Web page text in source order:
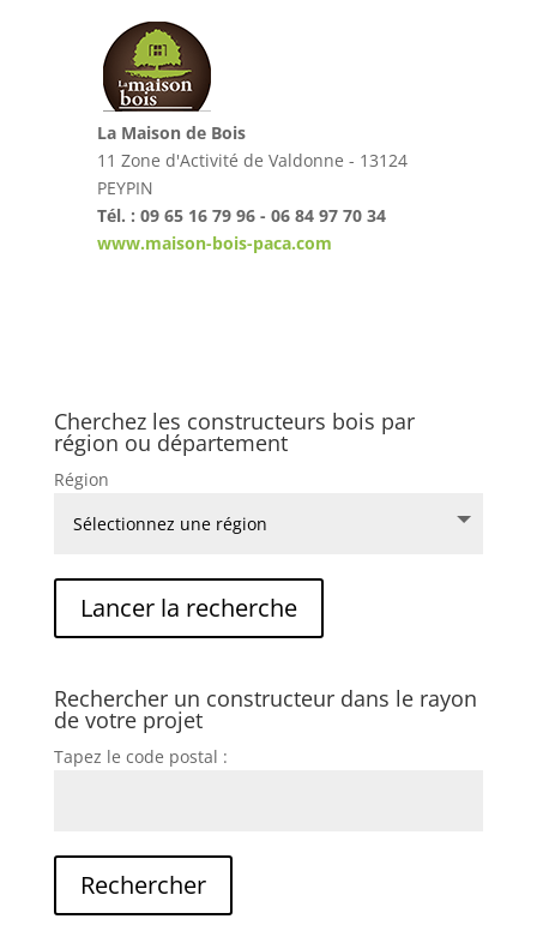
La Maison de Bois
11 Zone d'Activité de Valdonne - 13124
PEYPIN
Tél. : 09 65 16 79 96 - 06 84 97 70 34
www.maison-bois-paca.com
Cherchez les constructeurs bois par
région ou département
Région
Rechercher un constructeur dans le rayon
de votre projet
Tapez le code postal :